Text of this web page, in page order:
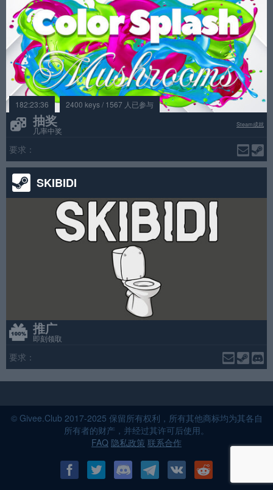
182:23:36 2400 keys / 1567 人已参与
抽奖
几率中奖
Steam成就
要求：
SKIBIDI
推广
即刻领取
要求：
© Givee.Club 2017-2025 保留所有权利，所有其他商标均为其各自
所有者的财产，并经过其许可后使用。
FAQ 隐私政策 联系合作